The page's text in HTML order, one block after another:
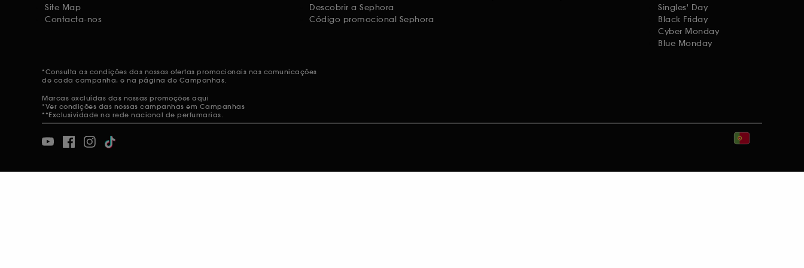
Site Map
Contacta-nos
Descobrir a Sephora
Código promocional Sephora
Singles' Day
Black Friday
Cyber Monday
Blue Monday
*Consulta as condições das nossas ofertas promocionais nas comunicações
de cada campanha, e na página de Campanhas.
Marcas excluídas das nossas promoções aqui
*Ver condições das nossas campanhas em Campanhas
**Exclusividade na rede nacional de perfumarias.